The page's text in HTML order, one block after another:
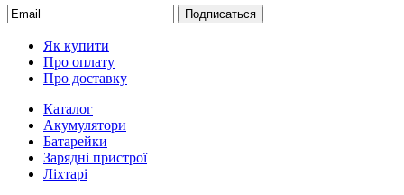
Подписаться
Як купити
Про оплату
Про доставку
Каталог
Акумулятори
Батарейки
Зарядні пристрої
Ліхтарі